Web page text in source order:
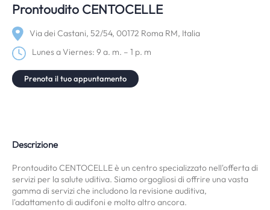
Prontoudito CENTOCELLE
Via dei Castani, 52/54, 00172 Roma RM, Italia
Lunes a Viernes: 9 a. m. – 1 p. m
Prenota il tuo appuntamento
Descrizione
Prontoudito CENTOCELLE è un centro specializzato nell'offerta di
servizi per la salute uditiva. Siamo orgogliosi di offrire una vasta
gamma di servizi che includono la revisione auditiva,
l'adattamento di audifoni e molto altro ancora.